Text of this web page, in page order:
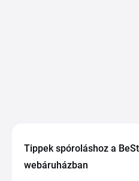
Tippek spóroláshoz a
webáruházban